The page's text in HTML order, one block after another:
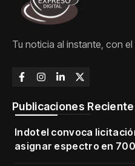
Tu noticia al instante, con
Publicaciones
Indotel convoca
asignar espectro en